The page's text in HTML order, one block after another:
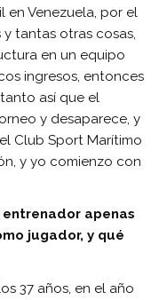
en Venezuela, por el
tantas otras cosas,
en un equipo
ingresos, entonces
así que el
y desaparece, y
Club Sport Marítimo
y yo comienzo con
apenas
jugador, y qué
37 años, en el año